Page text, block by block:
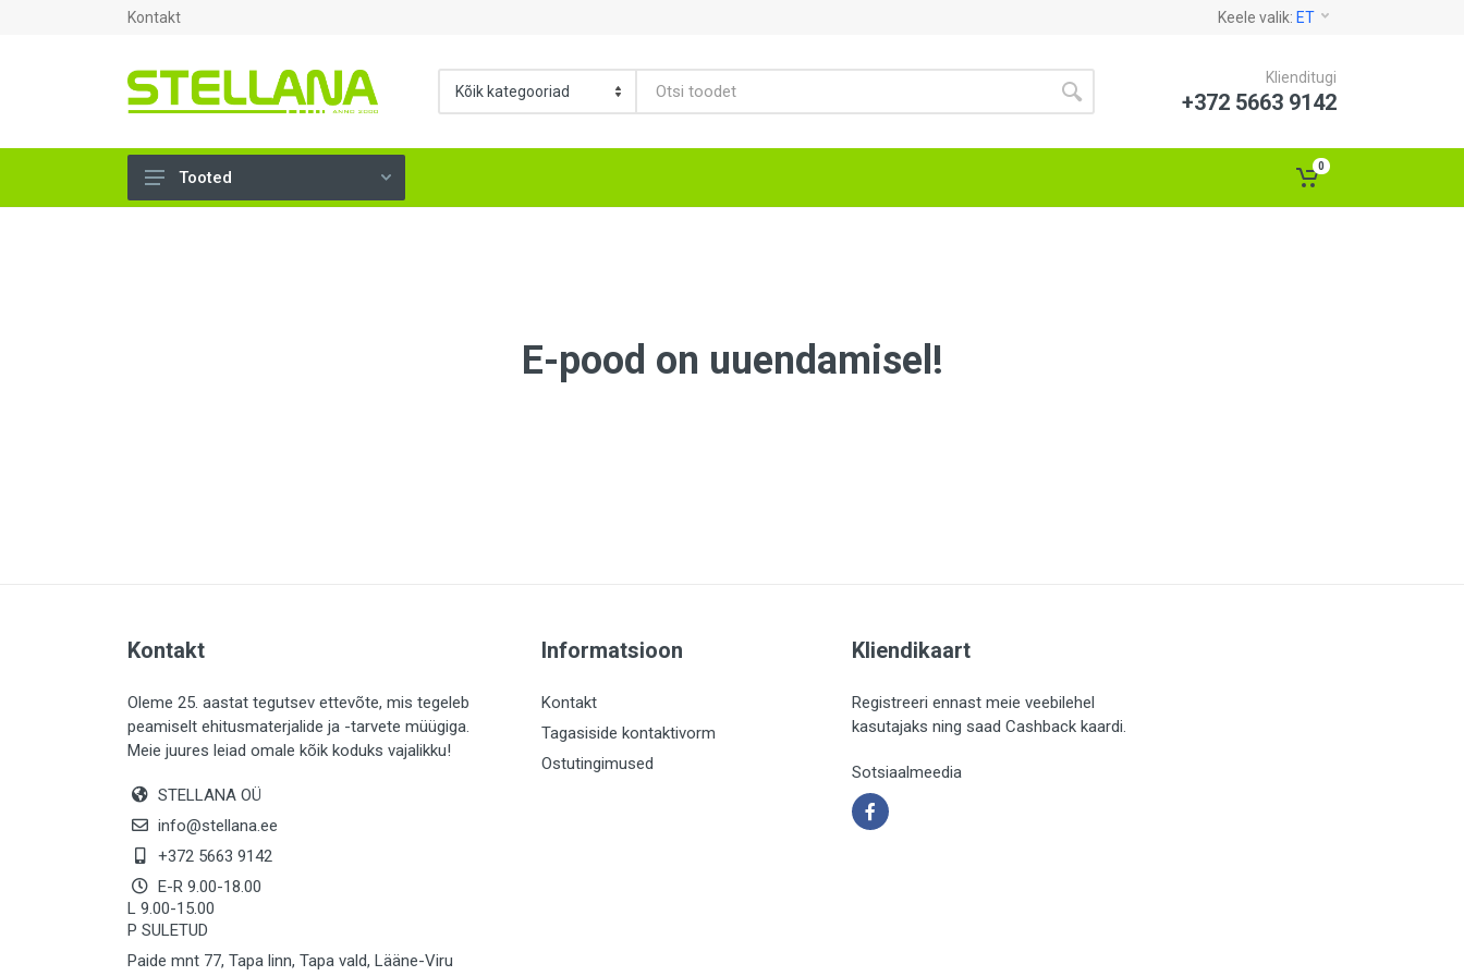
Kontakt Keele valik: ET
Klienditugi
+372 5663 9142
LIISTUD (183)
KIVID (31)
KATTED (132)
MAALRITARBED (1027)
SOOJUSTUS (16)
KEEMIA (220)
TÖÖRIIDED (117)
SAUN (8)
Tooted
0
E-pood on uuendamisel!
Kontakt
Oleme 25. aastat tegutsev ettevõte, mis tegeleb
peamiselt ehitusmaterjalide ja -tarvete müügiga.
Meie juures leiad omale kõik koduks vajalikku!
STELLANA OÜ
info@stellana.ee
+372 5663 9142
E-R 9.00-18.00
L 9.00-15.00
P SULETUD
Paide mnt 77, Tapa linn, Tapa vald, Lääne-Viru
Informatsioon
Kontakt
Tagasiside kontaktivorm
Ostutingimused
Kliendikaart
Registreeri ennast meie veebilehel
kasutajaks ning saad Cashback kaardi.
Sotsiaalmeedia